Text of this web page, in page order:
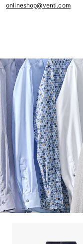
onlineshop@venti.com